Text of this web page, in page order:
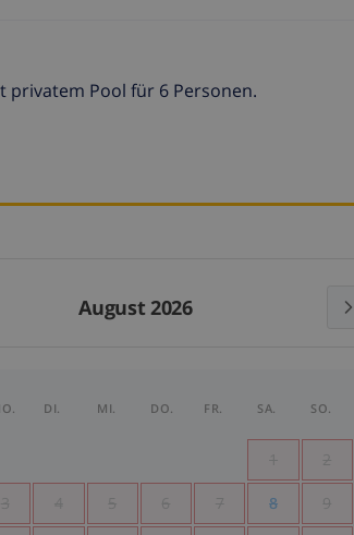
privatem Pool für 6 Personen.
August 2026
DI. MI. DO. FR. SA. SO.
1 2
3 4 5 6 7 8 9